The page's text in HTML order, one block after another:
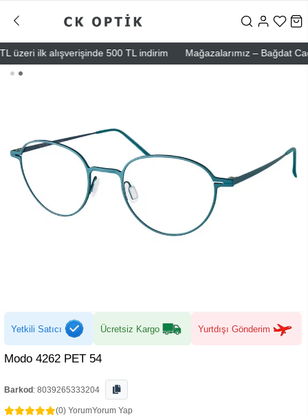
ilk alışverişinde 500 TL indirim Mağazalarımız – Bağdat
Yetkili Satıcı Ücretsiz Kargo Yurtdışı Gönderim
Modo 4262 PET 54
Barkod : 8039265333204
(0) YorumYorum Yap